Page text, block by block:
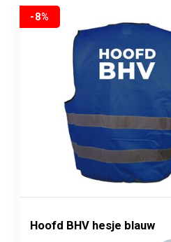
-8%
Hoofd BHV hesje blauw